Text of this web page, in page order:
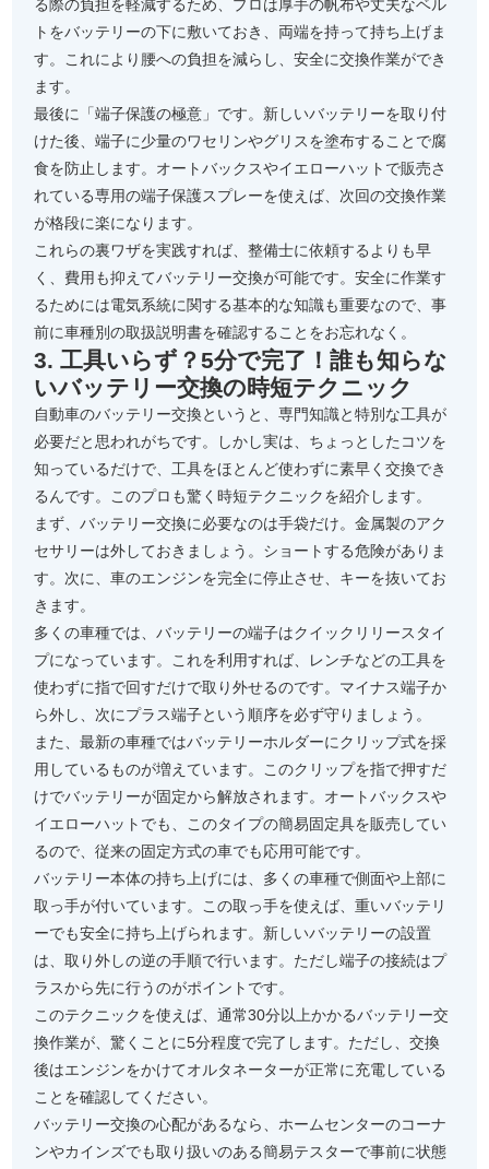
る際の負担を軽減するため、プロは厚手の帆布や丈夫なベル
トをバッテリーの下に敷いておき、両端を持って持ち上げま
す。これにより腰への負担を減らし、安全に交換作業ができ
ます。
最後に「端子保護の極意」です。新しいバッテリーを取り付
けた後、端子に少量のワセリンやグリスを塗布することで腐
食を防止します。オートバックスやイエローハットで販売さ
れている専用の端子保護スプレーを使えば、次回の交換作業
が格段に楽になります。
これらの裏ワザを実践すれば、整備士に依頼するよりも早
く、費用も抑えてバッテリー交換が可能です。安全に作業す
るためには電気系統に関する基本的な知識も重要なので、事
前に車種別の取扱説明書を確認することをお忘れなく。
3. 工具いらず？5分で完了！誰も知らな
いバッテリー交換の時短テクニック
自動車のバッテリー交換というと、専門知識と特別な工具が
必要だと思われがちです。しかし実は、ちょっとしたコツを
知っているだけで、工具をほとんど使わずに素早く交換でき
るんです。このプロも驚く時短テクニックを紹介します。
まず、バッテリー交換に必要なのは手袋だけ。金属製のアク
セサリーは外しておきましょう。ショートする危険がありま
す。次に、車のエンジンを完全に停止させ、キーを抜いてお
きます。
多くの車種では、バッテリーの端子はクイックリリースタイ
プになっています。これを利用すれば、レンチなどの工具を
使わずに指で回すだけで取り外せるのです。マイナス端子か
ら外し、次にプラス端子という順序を必ず守りましょう。
また、最新の車種ではバッテリーホルダーにクリップ式を採
用しているものが増えています。このクリップを指で押すだ
けでバッテリーが固定から解放されます。オートバックスや
イエローハットでも、このタイプの簡易固定具を販売してい
るので、従来の固定方式の車でも応用可能です。
バッテリー本体の持ち上げには、多くの車種で側面や上部に
取っ手が付いています。この取っ手を使えば、重いバッテリ
ーでも安全に持ち上げられます。新しいバッテリーの設置
は、取り外しの逆の手順で行います。ただし端子の接続はプ
ラスから先に行うのがポイントです。
このテクニックを使えば、通常30分以上かかるバッテリー交
換作業が、驚くことに5分程度で完了します。ただし、交換
後はエンジンをかけてオルタネーターが正常に充電している
ことを確認してください。
バッテリー交換の心配があるなら、ホームセンターのコーナ
ンやカインズでも取り扱いのある簡易テスターで事前に状態